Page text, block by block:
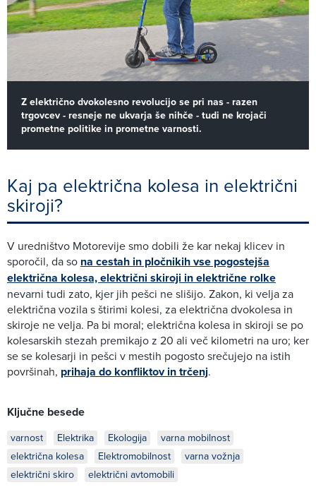
Z električno dvokolesno revolucijo se pri nas - razen
trgovcev - resneje ne ukvarja še nihče - tudi ne krojači
prometne politike in prometne varnosti.
Kaj pa električna kolesa in električni
skiroji?
V uredništvo Motorevije smo dobili že kar nekaj klicev in
sporočil, da so na cestah in pločnikih vse pogostejša
električna kolesa, električni skiroji in električne rolke
nevarni tudi zato, kjer jih pešci ne slišijo. Zakon, ki velja za
električna vozila s štirimi kolesi, za električna dvokolesa in
skiroje ne velja. Pa bi moral; električna kolesa in skiroji se po
kolesarskih stezah premikajo z 20 ali več kilometri na uro; ker
se se kolesarji in pešci v mestih pogosto srečujejo na istih
površinah, prihaja do konfliktov in trčenj.
Ključne besede
varnost Elektrika Ekologija
varna mobilnost
električna kolesa
Elektromobilnost
varna vožnja
električni skiro
električni avtomobili